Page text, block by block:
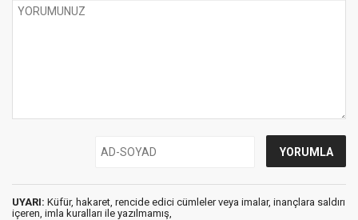
UYARI: Küfür, hakaret, rencide edici cümleler veya imalar, inançlara saldırı
içeren, imla kuralları ile yazılmamış,